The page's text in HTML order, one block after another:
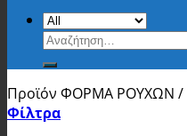
Αναζήτηση
για:
Προϊόν ΦΟΡΜΑ ΡΟΥΧΩΝ /
Φίλτρα